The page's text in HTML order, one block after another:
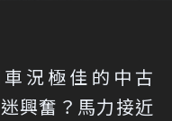
況極佳的中古
興奮？馬力接近